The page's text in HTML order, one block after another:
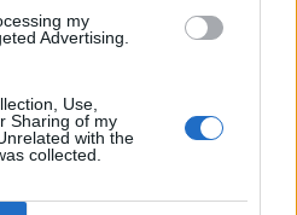
my
Advertising.
Use,
Sharing of my
with the
collected.
προσεδάφιση στον
νότιο πόλο…